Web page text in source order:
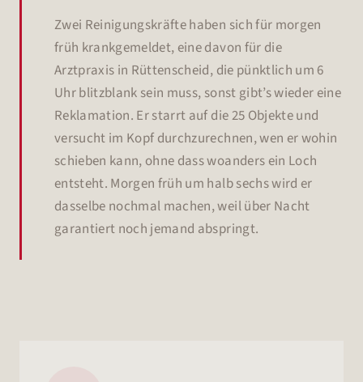
Zwei Reinigungskräfte haben sich für morgen
früh krankgemeldet, eine davon für die
Arztpraxis in Rüttenscheid, die pünktlich um 6
Uhr blitzblank sein muss, sonst gibt’s wieder eine
Reklamation. Er starrt auf die 25 Objekte und
versucht im Kopf durchzurechnen, wen er wohin
schieben kann, ohne dass woanders ein Loch
entsteht. Morgen früh um halb sechs wird er
dasselbe nochmal machen, weil über Nacht
garantiert noch jemand abspringt.